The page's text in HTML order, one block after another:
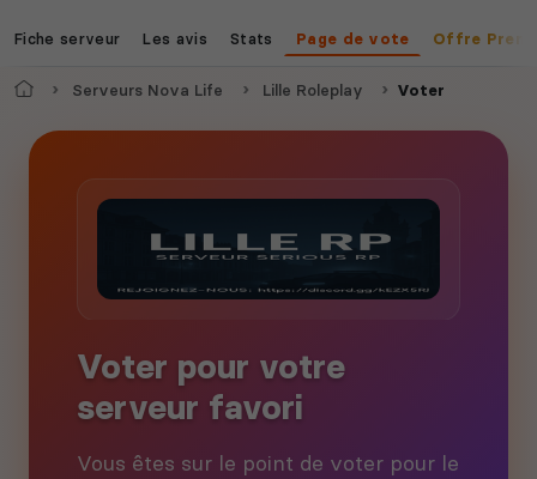
Fiche serveur Les avis Stats Page de vote Offre
AccueilServeurs Nova Life Lille Roleplay Voter
Voter pour votre
serveur favori
Vous êtes sur le point de voter pour le